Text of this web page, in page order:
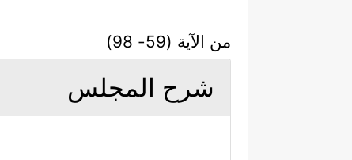
من الآية (59- 98)
شرح المجلس